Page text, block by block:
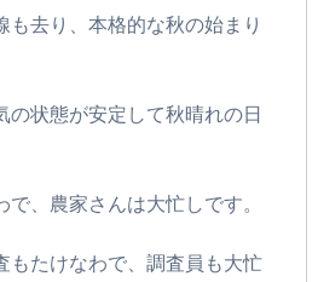
も去り、本格的な秋の始まり
の状態が安定して秋晴れの日
、農家さんは大忙しです。
もたけなわで、調査員も大忙